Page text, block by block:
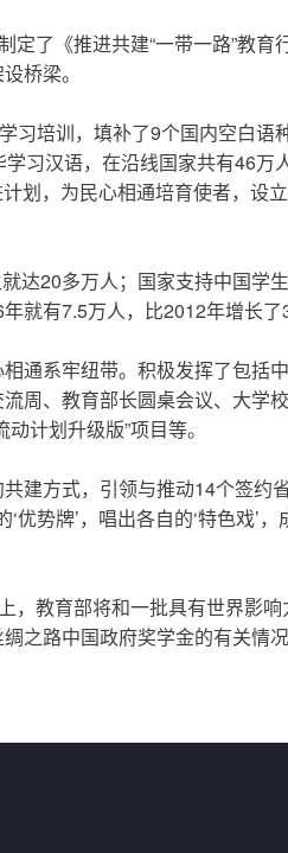
了《推进共建“一带一路”教育
桥梁。
培训，填补了9个国内空白语
习汉语，在沿线国家共有46万
划，为民心相通培育使者，设
20多万人；国家支持中国学
就有7.5万人，比2012年增长了
系牢纽带。积极发挥了包括
周、教育部长圆桌会议、大学
计划升级版”项目等。
方式，引领与推动14个签约
势牌’，唱出各自的‘特色戏’，
教育部将和一批具有世界影响
之路中国政府奖学金的有关情